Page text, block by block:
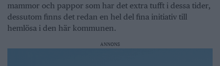
mammor och pappor som har det extra tufft i dessa tider,
dessutom finns det redan en hel del fina initiativ till
hemlösa i den här kommunen.
ANNONS